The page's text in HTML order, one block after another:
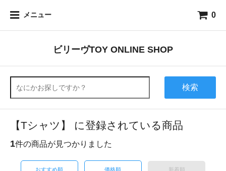
メニュー 0
ビリーヴTOY ONLINE SHOP
検索
【Tシャツ】 に登録されている商品
1件の商品が見つかりました
おすすめ順 価格順 新着順